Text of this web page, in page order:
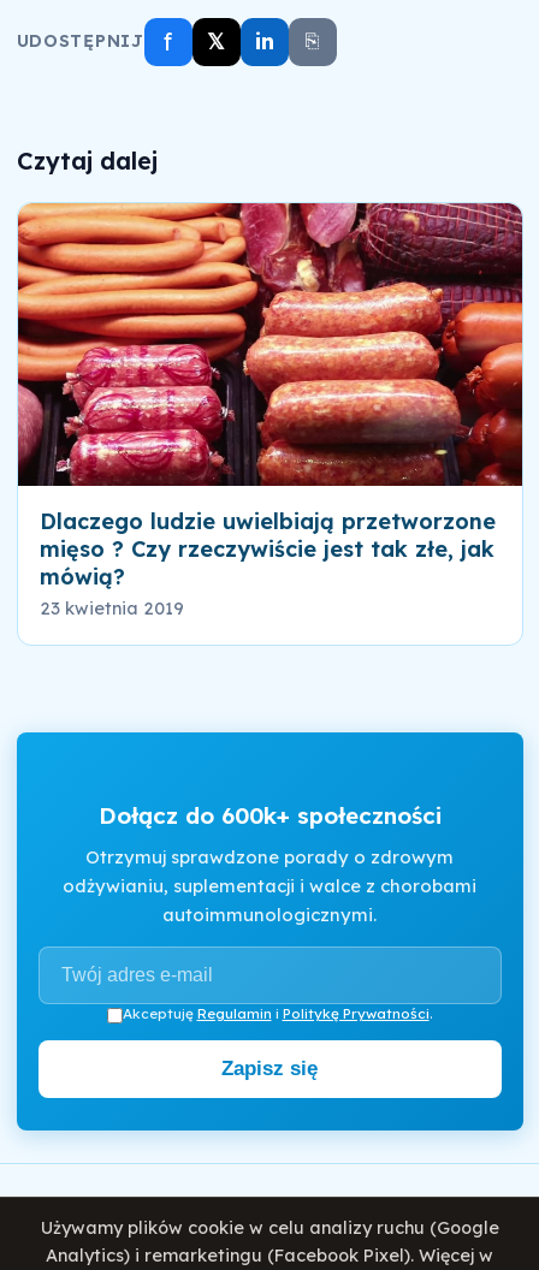
UDOSTĘPNIJ f 𝕏 in ⎘
Czytaj dalej
Dlaczego ludzie uwielbiają przetworzone
mięso ? Czy rzeczywiście jest tak złe, jak
mówią?
23 kwietnia 2019
Dołącz do 600k+ społeczności
Otrzymuj sprawdzone porady o zdrowym
odżywianiu, suplementacji i walce z chorobami
autoimmunologicznymi.
Akceptuję Regulamin i Politykę Prywatności.
Zapisz się
© 2026 Damian Wiatrowski. Wszelkie prawa zastrzeżone.
Używamy plików cookie w celu analizy ruchu (Google
Analytics) i remarketingu (Facebook Pixel). Więcej w